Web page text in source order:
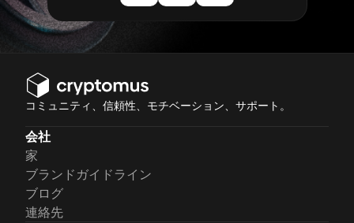
コミュニティ、信頼性、モチベーション、サポート。
会社
家
ブランドガイドライン
ブログ
連絡先